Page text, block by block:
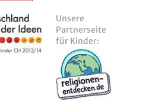
Unsere
Partnerseite
für Kinder: